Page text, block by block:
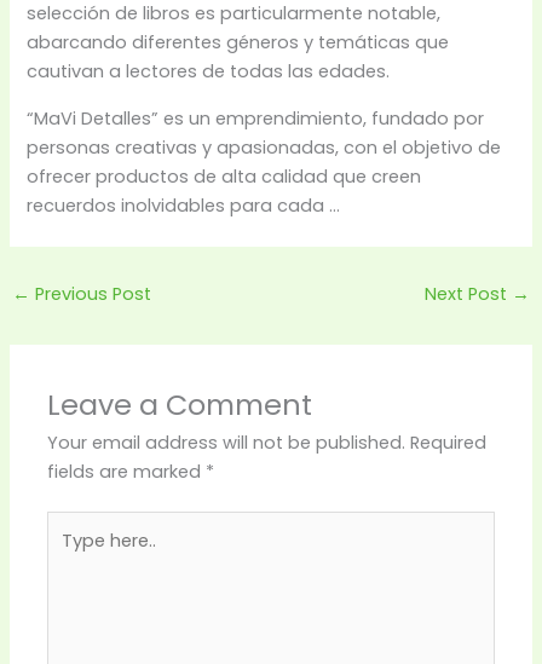
selección de libros es particularmente notable,
abarcando diferentes géneros y temáticas que
cautivan a lectores de todas las edades.
“MaVi Detalles” es un emprendimiento, fundado por
personas creativas y apasionadas, con el objetivo de
ofrecer productos de alta calidad que creen
recuerdos inolvidables para cada …
← Previous Post Next Post →
Leave a Comment
Your email address will not be published. Required
fields are marked *
here..